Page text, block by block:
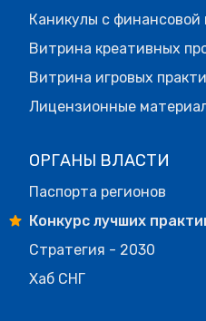
Каникулы с финансовой
Витрина креативных
Витрина игровых
Лицензионные
ОРГАНЫ ВЛАСТИ
Паспорта регионов
Конкурс лучших
Стратегия - 2030
Хаб СНГ